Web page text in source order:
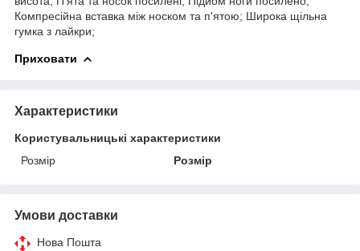
Компресійна вставка між носком та п'ятою; Широка щільна
гумка з лайкри;
Приховати
Характеристики
Користувальницькі характеристики
Розмір
Розмір
Умови доставки
Нова Пошта